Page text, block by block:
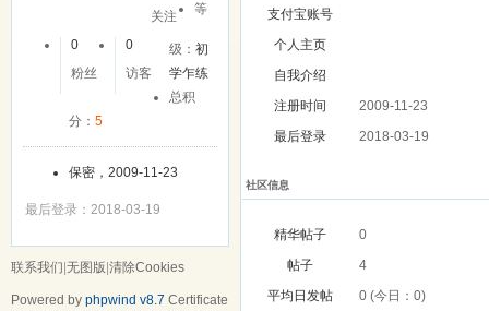
关注
0
粉丝
0
访客
等
级：初
学乍练
总积
分： 5
保密，2009-11-23
最后登录：2018-03-19
支付宝账号
个人主页
自我介绍
注册时间
2009-11-23
最后登录
2018-03-19
社区信息
精华帖子
0
帖子
4
平均日发帖
0 (今日：0)
联系我们 无图版 清除Cookies
Powered by phpwind v8.7 Certificate